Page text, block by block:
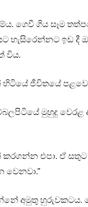
ගෙවී ගිය සෑම
හැසිරෙන්නට ඉඩ දී
විය.
හිටියේ ජීවිතයේ
මුහුදු
එපා. ඒ
වෙනවා.”
අමුතු හුරුවකටය.